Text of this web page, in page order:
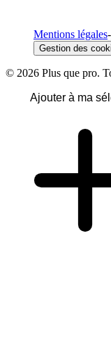
Mentions légales-
Gestion des
© 2026 Plus que pro.
Ajouter à ma